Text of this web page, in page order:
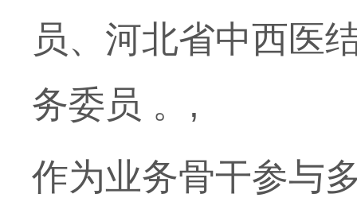
员、河北省中西医
务委员 。,
作为业务骨干参与